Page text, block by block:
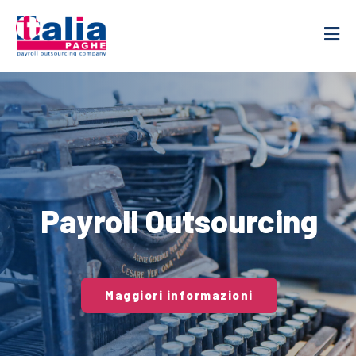
Payroll Outsourcing
Maggiori informazioni